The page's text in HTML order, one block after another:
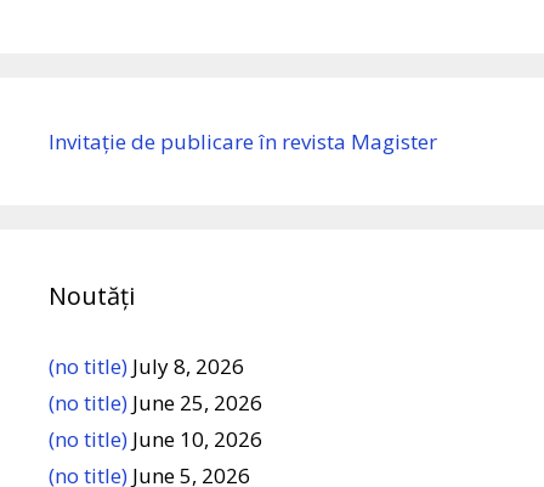
Invitație de publicare în revista Magister
Noutăți
(no title) July 8, 2026
(no title) June 25, 2026
(no title) June 10, 2026
(no title) June 5, 2026